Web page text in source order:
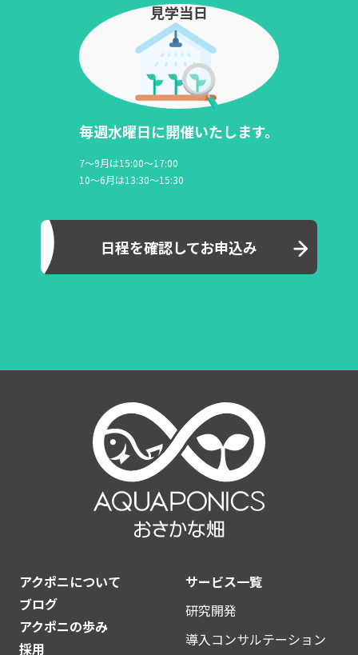
見学当日
毎週水曜日に開催いたします。
7～9月は15:00～17:00
10～6月は13:30～15:30
日程を確認してお申込み
アクポニについて
ブログ
アクポニの歩み
採用
サービス一覧
研究開発
導入コンサルテーション